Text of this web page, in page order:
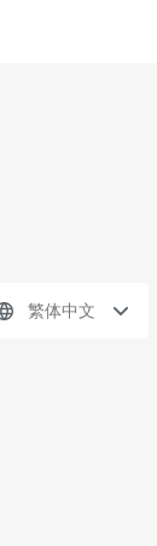
繁体中文